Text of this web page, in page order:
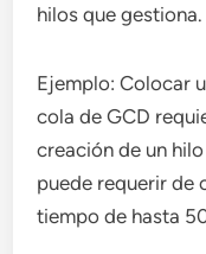
hilos que gestiona.
Ejemplo: Colocar
cola de GCD
creación de un
puede requerir de
tiempo de hasta